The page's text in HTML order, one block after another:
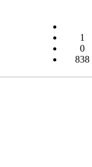
1
0
838